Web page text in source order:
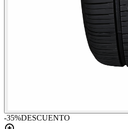
-35%DESCUENTO